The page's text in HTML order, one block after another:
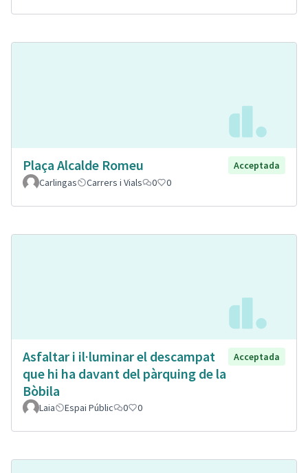
Plaça Alcalde Romeu
Acceptada
Carlingas
Carrers i Vials 0 0
Asfaltar i il·luminar el descampat
que hi ha davant del pàrquing de la
Bòbila
Acceptada
Laia Espai Públic 0 0